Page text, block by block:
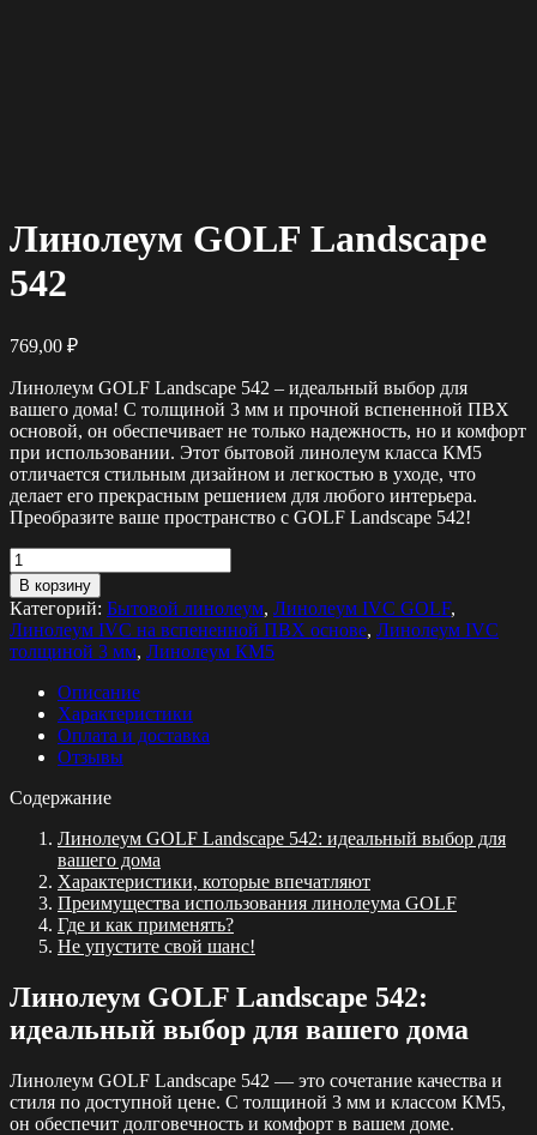
Линолеум GOLF Landscape
542
769,00 ₽
Линолеум GOLF Landscape 542 – идеальный выбор для
вашего дома! С толщиной 3 мм и прочной вспененной ПВХ
основой, он обеспечивает не только надежность, но и комфорт
при использовании. Этот бытовой линолеум класса КМ5
отличается стильным дизайном и легкостью в уходе, что
делает его прекрасным решением для любого интерьера.
Преобразите ваше пространство с GOLF Landscape 542!
Количество
товара
Линолеум
GOLF
Landscape
542
В корзину
Категорий: Бытовой линолеум, Линолеум IVC GOLF,
Линолеум IVC на вспененной ПВХ основе, Линолеум IVC
толщиной 3 мм, Линолеум КМ5
Описание
Характеристики
Оплата и доставка
Отзывы
Содержание
Линолеум GOLF Landscape 542: идеальный выбор для
вашего дома
Характеристики, которые впечатляют
Преимущества использования линолеума GOLF
Где и как применять?
Не упустите свой шанс!
Линолеум GOLF Landscape 542:
идеальный выбор для вашего дома
Линолеум GOLF Landscape 542 — это сочетание качества и
стиля по доступной цене. С толщиной 3 мм и классом КМ5,
он обеспечит долговечность и комфорт в вашем доме.